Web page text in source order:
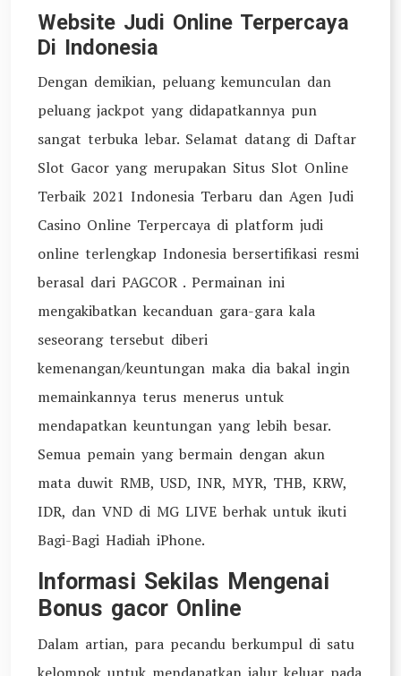
Website Judi Online Terpercaya
Di Indonesia
Dengan demikian, peluang kemunculan dan
peluang jackpot yang didapatkannya pun
sangat terbuka lebar. Selamat datang di Daftar
Slot Gacor yang merupakan Situs Slot Online
Terbaik 2021 Indonesia Terbaru dan Agen Judi
Casino Online Terpercaya di platform judi
online terlengkap Indonesia bersertifikasi resmi
berasal dari PAGCOR . Permainan ini
mengakibatkan kecanduan gara-gara kala
seseorang tersebut diberi
kemenangan/keuntungan maka dia bakal ingin
memainkannya terus menerus untuk
mendapatkan keuntungan yang lebih besar.
Semua pemain yang bermain dengan akun
mata duwit RMB, USD, INR, MYR, THB, KRW,
IDR, dan VND di MG LIVE berhak untuk ikuti
Bagi-Bagi Hadiah iPhone.
Informasi Sekilas Mengenai
Bonus gacor Online
Dalam artian, para pecandu berkumpul di satu
kelompok untuk mendapatkan jalur keluar pada